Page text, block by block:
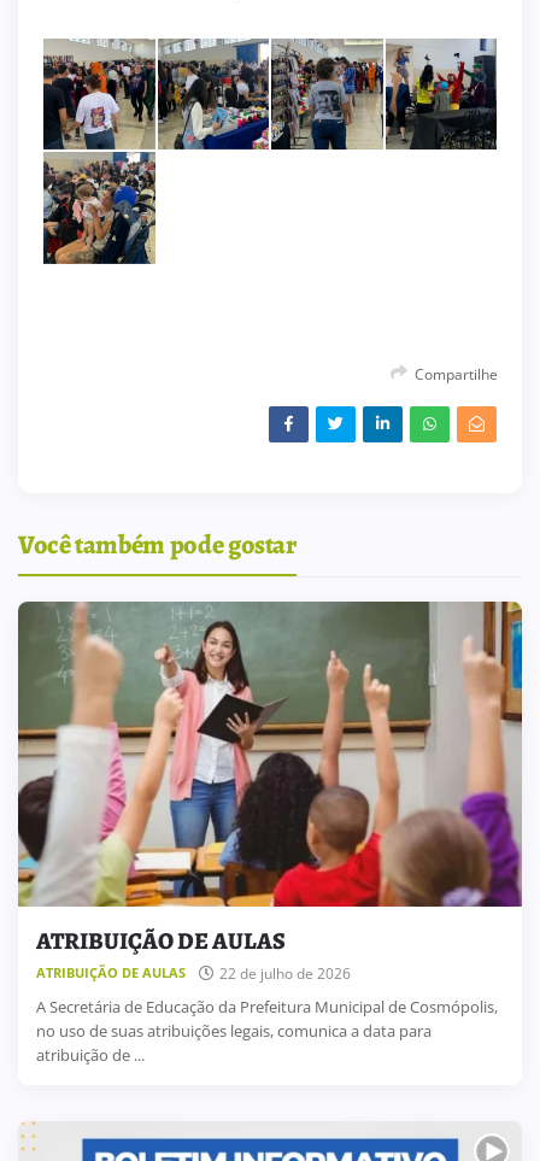
Compartilhe
Você também pode gostar
ATRIBUIÇÃO DE AULAS
ATRIBUIÇÃO DE AULAS 22 de julho de 2026
A Secretária de Educação da Prefeitura Municipal de Cosmópolis,
no uso de suas atribuições legais, comunica a data para
atribuição de ...